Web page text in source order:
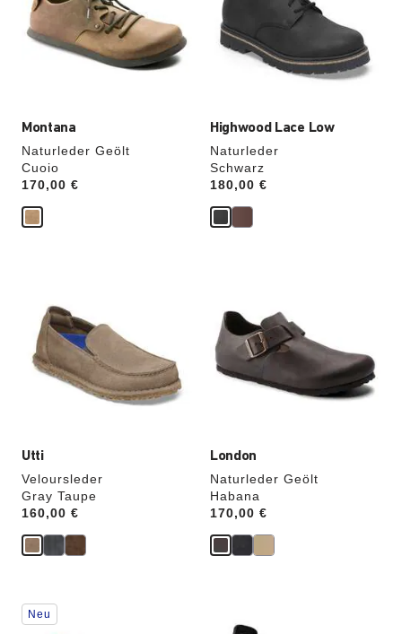
Montana
Naturleder Geölt
Cuoio
Price:
170,00 €
werden
die
Produktbilder
aktualisiert.
Highwood Lace Low
Naturleder
Schwarz
Price:
180,00 €
werden
die
Produktbilder
aktualisiert.
Utti
Veloursleder
Gray Taupe
Price:
160,00 €
Farben
werden
die
Produktbilder
aktualisiert.
London
Naturleder Geölt
Habana
Price:
170,00 €
Farben
werden
die
Produktbilder
aktualisiert.
Durch
Anklicken
Neu